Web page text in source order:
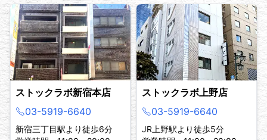
ストックラボ新宿本店
03-5919-6640
新宿三丁目駅より徒歩6分
ストックラボ上野店
03-5919-6640
JR上野駅より徒歩5分